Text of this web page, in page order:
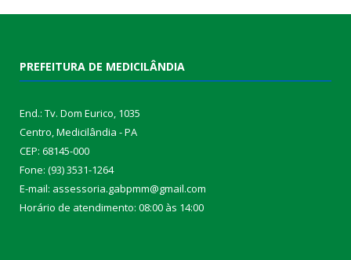
PREFEITURA DE MEDICILÂNDIA
End.: Tv. Dom Eurico, 1035
Centro, Medicilândia - PA
CEP: 68145-000
Fone: (93) 3531-1264
E-mail: assessoria.gabpmm@gmail.com
Horário de atendimento: 08:00 às 14:00